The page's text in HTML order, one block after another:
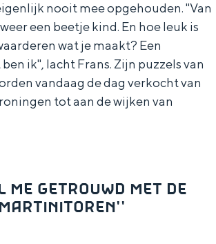
nooit mee opgehouden. ''Van
een beetje kind. En hoe leuk is
wat je maakt? Een
ik'', lacht Frans. Zijn puzzels van
vandaag de dag verkocht van
tot aan de wijken van
ME GETROUWD MET DE
MARTINITOREN''